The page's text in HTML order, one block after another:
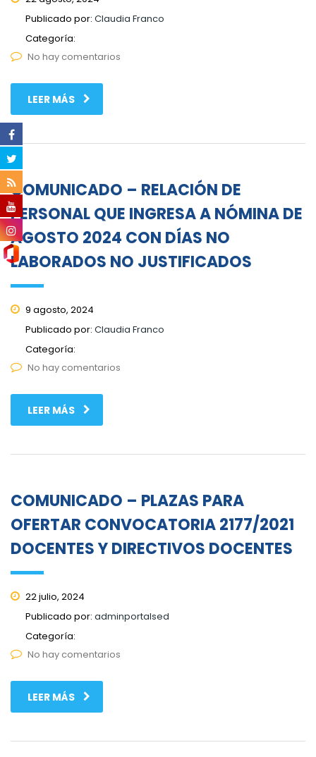
Publicado por: Claudia Franco
Categoría:
No hay comentarios
LEER MÁS
COMUNICADO – RELACIÓN DE
PERSONAL QUE INGRESA A NÓMINA DE
AGOSTO 2024 CON DÍAS NO
LABORADOS NO JUSTIFICADOS
9 agosto, 2024
Publicado por: Claudia Franco
Categoría:
No hay comentarios
LEER MÁS
COMUNICADO – PLAZAS PARA
OFERTAR CONVOCATORIA 2177/2021
DOCENTES Y DIRECTIVOS DOCENTES
22 julio, 2024
Publicado por: adminportalsed
Categoría:
No hay comentarios
LEER MÁS